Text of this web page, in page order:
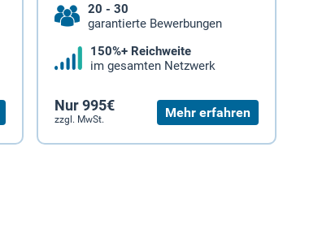
20 - 30
garantierte Bewerbungen
150%+ Reichweite
im gesamten Netzwerk
Nur 995€
zzgl. MwSt. Mehr erfahren